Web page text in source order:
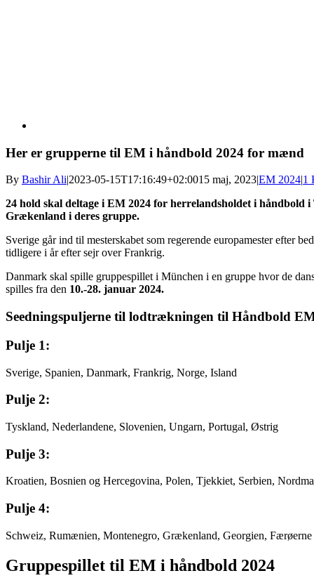
Her er grupperne til EM i håndbold 2024 for mænd
By Bashir Ali|2023-05-15T17:16:49+02:0015 maj, 2023|EM 2024|1
24 hold skal deltage i EM 2024 for herrelandsholdet i
Grækenland i deres gruppe.
Sverige går ind til mesterskabet som regerende europamester efter
tidligere i år efter sejr over Frankrig.
Danmark skal spille gruppespillet i München i en gruppe hvor de
spilles fra den 10.-28. januar 2024.
Seedningspuljerne til lodtrækningen til Håndbold
Pulje 1:
Sverige, Spanien, Danmark, Frankrig, Norge, Island
Pulje 2:
Tyskland, Nederlandene, Slovenien, Ungarn, Portugal, Østrig
Pulje 3:
Kroatien, Bosnien og Hercegovina, Polen, Tjekkiet, Serbien,
Pulje 4:
Schweiz, Rumænien, Montenegro, Grækenland, Georgien, Færøerne
Gruppespillet til EM i håndbold 2024